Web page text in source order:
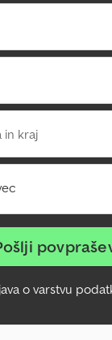
in kraj
o varstvu